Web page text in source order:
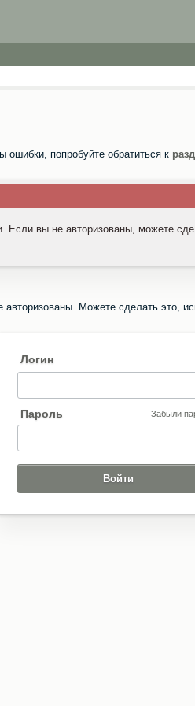
попробуйте обратиться к
Если вы не авторизованы, можете
авторизованы. Можете сделать это,
Логин
Пароль Забыли